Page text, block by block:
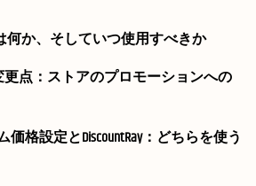
何か、そしていつ使用すべきか
変更点：ストアのプロモーションへの
価格設定とDiscountRay：どちらを使う